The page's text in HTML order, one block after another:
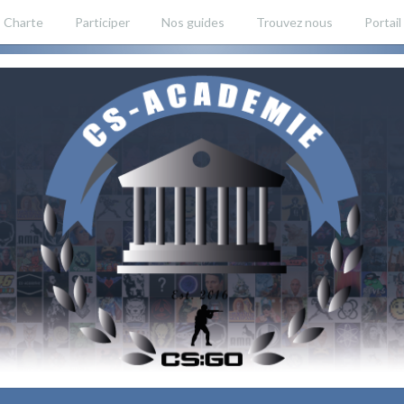
Charte Participer Nos guides Trouvez nous Portail